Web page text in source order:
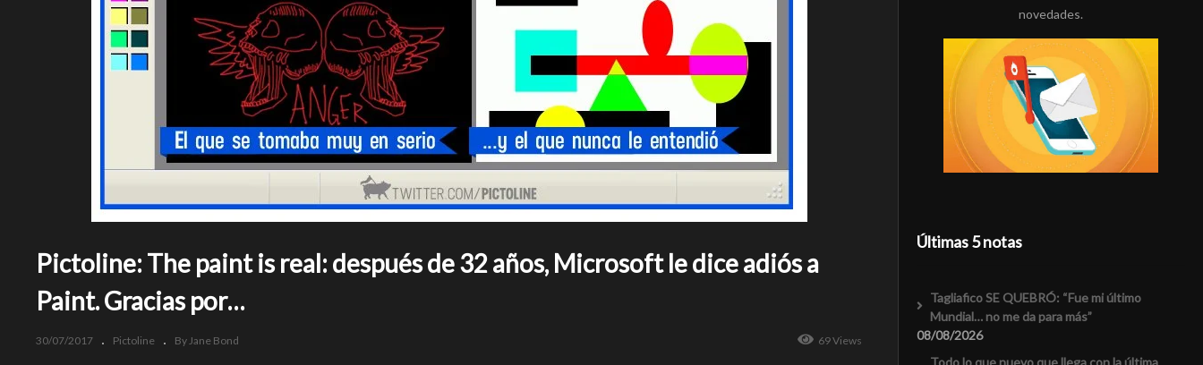
Pictoline: The paint is real: después de 32 años, Microsoft le dice adiós a
Paint. Gracias por…
30/07/2017 Pictoline By Jane Bond 69 Views
novedades.
Últimas 5 notas
Tagliafico SE QUEBRÓ: “Fue mi último
Mundial… no me da para más”
08/08/2026
Todo lo que nuevo que llega con la última